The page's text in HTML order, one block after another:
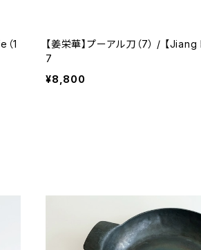
1
【姜栄華】プーアル刀（7） / 【
7
¥8,800